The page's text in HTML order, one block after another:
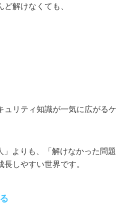
解けなくても、
ュリティ知識が一気に広がるケ
よりも、「解けなかった問題
しやすい世界です。